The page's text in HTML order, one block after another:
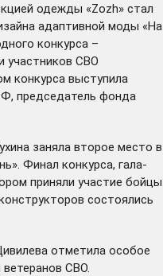
одежды «Zozh» стал
адаптивной моды «На
конкурса –
участников СВО
конкурса выступила
председатель фонда
заняла второе место в
Финал конкурса, гала-
приняли участие бойцы
состоялись
отметила особое
СВО.